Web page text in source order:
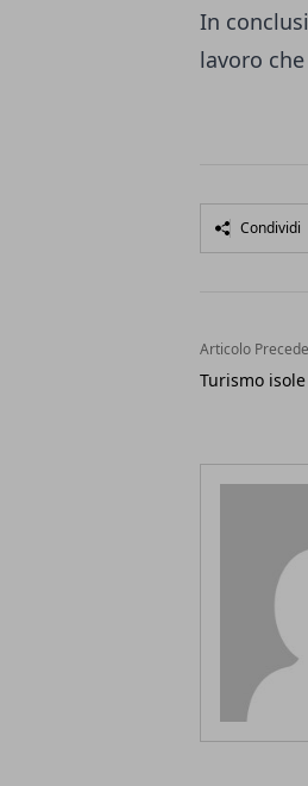
In
lavoro
Condividi
Articolo
Turismo